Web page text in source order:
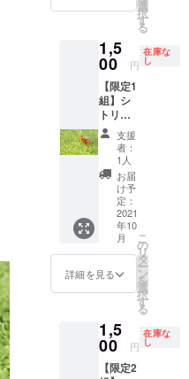
紙 ◆製
品情
報 オ
パール
に少し
の欠け
あり 樹
脂ピア
スの台
座に接
着剤で
ルース
を接着
しまし
た。 ピ
アス素
材：
選
択
す
る
1,5
00 円
在庫な
し
【限定1
組】シ
トリン
ピア
ス 1
組
1500
円 送
料・税
込 ・シ
トリン
ピア
ス 1組
（2個）
・お礼
品情
報 樹
脂ピア
スの台
支援
者：
1人
お届
け予
定：
2021
年10
月
詳細を見る
こ
の
リ
タ
ー
ン
を
選
択
す
る
1,5
00 円
在庫な
し
【限定2